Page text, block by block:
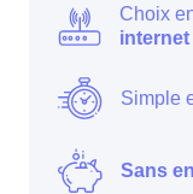
Choix
internet
Simple
Sans